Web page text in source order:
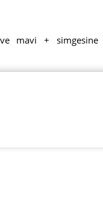
ve mavi + simgesine